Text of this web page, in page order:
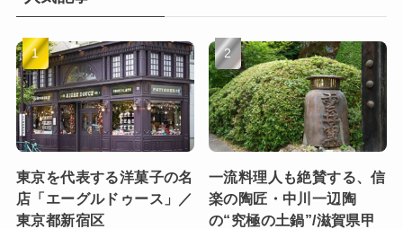
東京を代表する洋菓子の名
店「エーグルドゥース」／
東京都新宿区
一流料理人も絶賛する、信
楽の陶匠・中川一辺陶
の“究極の土鍋”/滋賀県甲